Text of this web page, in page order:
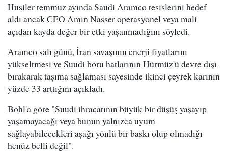
Husiler temmuz ayında Saudi Aramco tesislerini hedef
aldı ancak CEO Amin Nasser operasyonel veya mali
açıdan kayda değer bir etki yaşanmadığını söyledi.
Aramco salı günü, İran savaşının enerji fiyatlarını
yükseltmesi ve Suudi boru hatlarının Hürmüz'ü devre dışı
bırakarak taşıma sağlaması sayesinde ikinci çeyrek karının
yüzde 33 arttığını açıkladı.
Bohl'a göre "Suudi ihracatının büyük bir düşüş yaşayıp
yaşamayacağı veya bunun yalnızca uyum
sağlayabilecekleri aşağı yönlü bir baskı olup olmadığı
henüz belli değil".